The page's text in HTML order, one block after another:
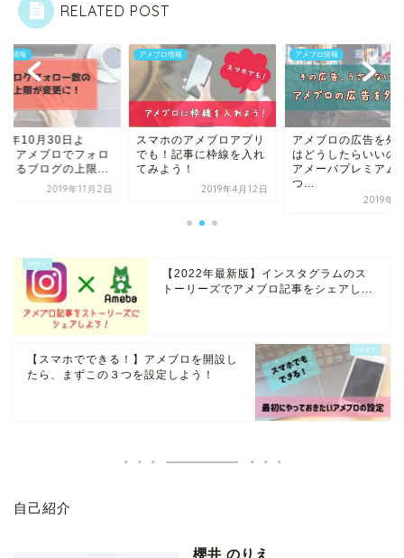
RELATED POST
ロ情報
ホのアメブロアプリ
！記事に枠線を入れ
よう！
2019年4月12日
アメブロ情報
アメブロの広告を外すに
はどうしたらいいの？～
アメーバプレミアムに
アメブロ情報
2019年10月30日よ
り！ アメブロでフ
ーできるブログの上
【2022年最新版】インスタグラムのス
トーリーズでアメブロ記事をシェアし...
【スマホでできる！】アメブロを開設し
たら、まずこの３つを設定しよう！
自己紹介
櫻井 のりえ